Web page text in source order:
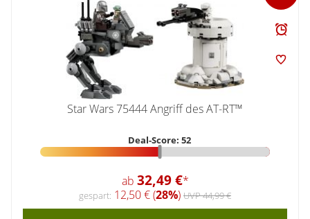
Star Wars 75444 Angriff des AT-RT™
Deal-Score: 52
ab 32,49 €*
gespart: 12,50 € (28%) UVP 44,99 €